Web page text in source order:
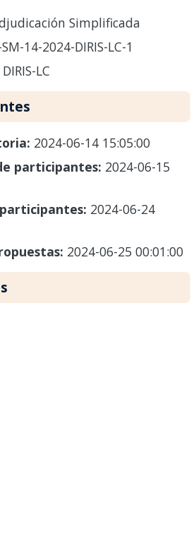
Simplificada
SM-14-2024-DIRIS-LC-1
DIRIS-LC
2024-06-14 15:05:00
participantes: 2024-06-15
2024-06-24
2024-06-25 00:01:00